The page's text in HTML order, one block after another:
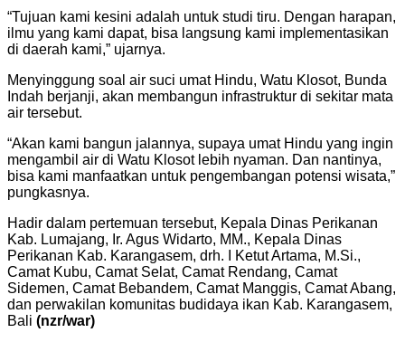
“Tujuan kami kesini adalah untuk studi tiru. Dengan harapan,
ilmu yang kami dapat, bisa langsung kami implementasikan
di daerah kami,” ujarnya.
Menyinggung soal air suci umat Hindu, Watu Klosot, Bunda
Indah berjanji, akan membangun infrastruktur di sekitar mata
air tersebut.
“Akan kami bangun jalannya, supaya umat Hindu yang ingin
mengambil air di Watu Klosot lebih nyaman. Dan nantinya,
bisa kami manfaatkan untuk pengembangan potensi wisata,”
pungkasnya.
Hadir dalam pertemuan tersebut, Kepala Dinas Perikanan
Kab. Lumajang, Ir. Agus Widarto, MM., Kepala Dinas
Perikanan Kab. Karangasem, drh. I Ketut Artama, M.Si.,
Camat Kubu, Camat Selat, Camat Rendang, Camat
Sidemen, Camat Bebandem, Camat Manggis, Camat Abang,
dan perwakilan komunitas budidaya ikan Kab. Karangasem,
Bali (nzr/war)